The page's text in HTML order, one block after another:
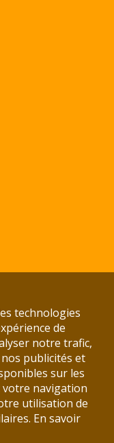
technologies
de
notre trafic,
publicités et
sur les
votre navigation
utilisation de
En savoir